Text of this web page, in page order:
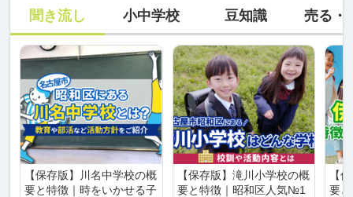
聞き流し 小中学校 豆知識 売る・
【保存版】川名中学校の概
要と特徴｜時をいかせる子
【保存版】滝川小学校の概
要と特徴｜昭和区人気№1
【
要